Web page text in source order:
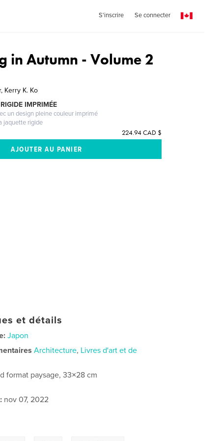
S'inscrire Se connecter
in Autumn - Volume 2
Kerry K. Ko
IMPRIMÉE
un design pleine couleur imprimé
jaquette rigide
224.94 CAD $
et détails
Japon
Architecture, Livres d'art et de
format paysage, 33×28 cm
nov 07, 2022